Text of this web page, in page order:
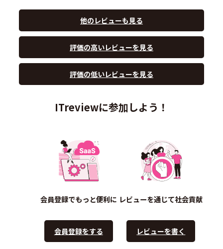
他のレビューも見る
評価の高いレビューを見る
評価の低いレビューを見る
ITreviewに参加しよう！
会員登録でもっと便利に
会員登録をする
レビューを通じて社会貢献
レビューを書く